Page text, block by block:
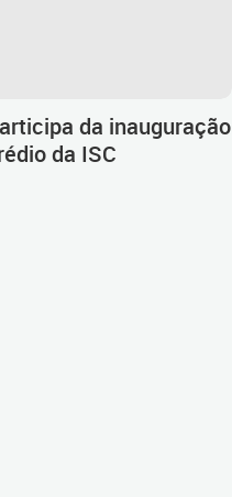
da inauguração
da ISC